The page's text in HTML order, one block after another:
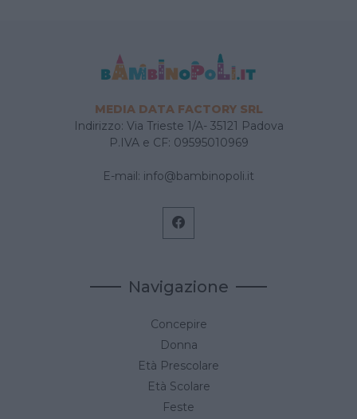
MEDIA DATA FACTORY SRL
Indirizzo: Via Trieste 1/A- 35121 Padova
P.IVA e CF: 09595010969
E-mail: info@bambinopoli.it
Navigazione
Concepire
Donna
Età Prescolare
Età Scolare
Feste